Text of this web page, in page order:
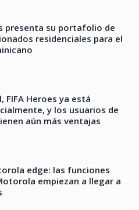
presenta su portafolio de
residenciales para el
FIFA Heroes ya está
y los usuarios de
aún más ventajas
edge: las funciones
empiezan a llegar a